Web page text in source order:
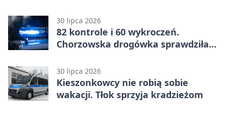
30 lipca 2026
82 kontrole i 60 wykroczeń.
Chorzowska drogówka sprawdziła
30 lipca 2026
Kieszonkowcy nie robią sobie
wakacji. Tłok sprzyja kradzieżom